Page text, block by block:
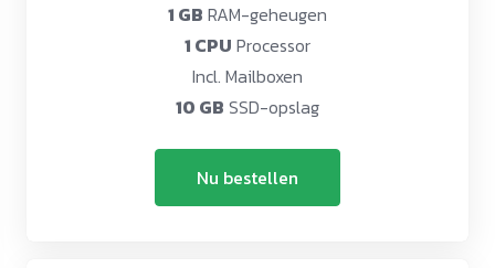
1 GB RAM-geheugen
1 CPU Processor
Incl. Mailboxen
10 GB SSD-opslag
Nu bestellen